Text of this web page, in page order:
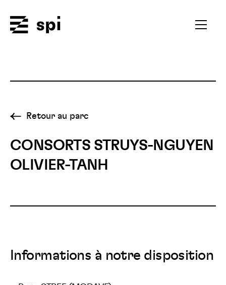
Ouvrir
Retour au parc
CONSORTS STRUYS-NGUYEN
OLIVIER-TANH
Informations à notre disposition